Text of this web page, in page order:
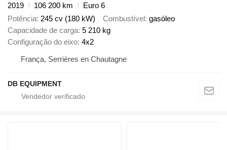
2019
106 200 km
Euro 6
Potência 245 cv (180 kW) Combustível gasóleo
Capacidade de carga 5 210 kg
Configuração do eixo 4x2
França, Serrières en Chautagne
DB EQUIPMENT